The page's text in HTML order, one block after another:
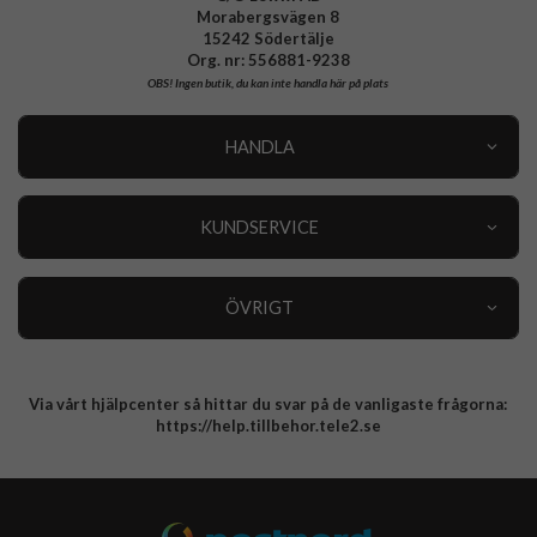
Morabergsvägen 8
15242 Södertälje
Org. nr: 556881-9238
OBS!Ingen butik, du kan inte handla här på plats
HANDLA
KUNDSERVICE
ÖVRIGT
Integritetspolicy
Via vårt hjälpcenter så hittar du svar på de vanligaste frågorna:
https://help.tillbehor.tele2.se